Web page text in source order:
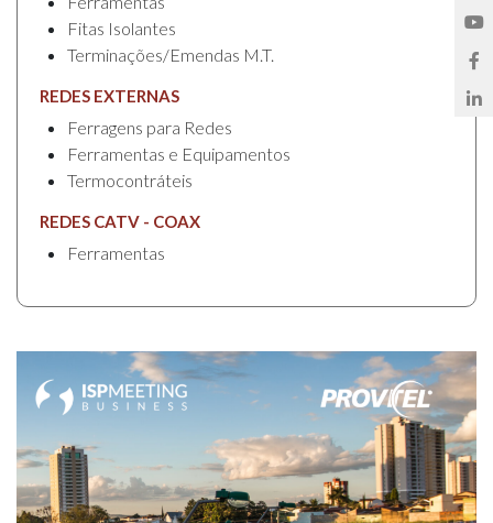
Fitas Isolantes
Terminações/Emendas M.T.
REDES EXTERNAS
Ferragens para Redes
Ferramentas e Equipamentos
Termocontráteis
REDES CATV - COAX
Ferramentas